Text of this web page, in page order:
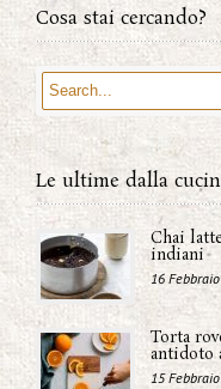
Cosa stai cercando?
Le ultime dalla
Chai
indiani
16
Torta
antidoto
15